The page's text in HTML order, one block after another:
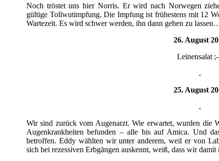
Noch tröstet uns hier Norris. Er wird nach Norwegen
gültige Tollwutimpfung. Die Impfung ist frühestens mit 12
Wartezeit. Es wird schwer werden, ihn dann gehen zu
26. August
Leinensalat
25. August
Wir sind zurück vom Augenarzt. Wie erwartet, wurden die
Augenkrankheiten befunden – alle bis auf Amica. Und
betroffen. Eddy wählten wir unter anderem, weil er von
sich bei rezessiven Erbgängen auskennt, weiß, dass wir